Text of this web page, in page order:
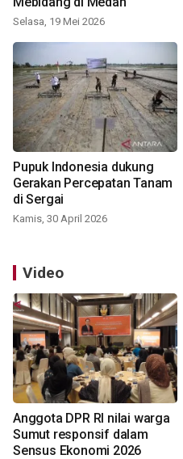
Selasa, 19 Mei 2026
Pupuk Indonesia dukung
Gerakan Percepatan Tanam
di Sergai
Kamis, 30 April 2026
Video
Anggota DPR RI nilai warga
Sumut responsif dalam
Sensus Ekonomi 2026